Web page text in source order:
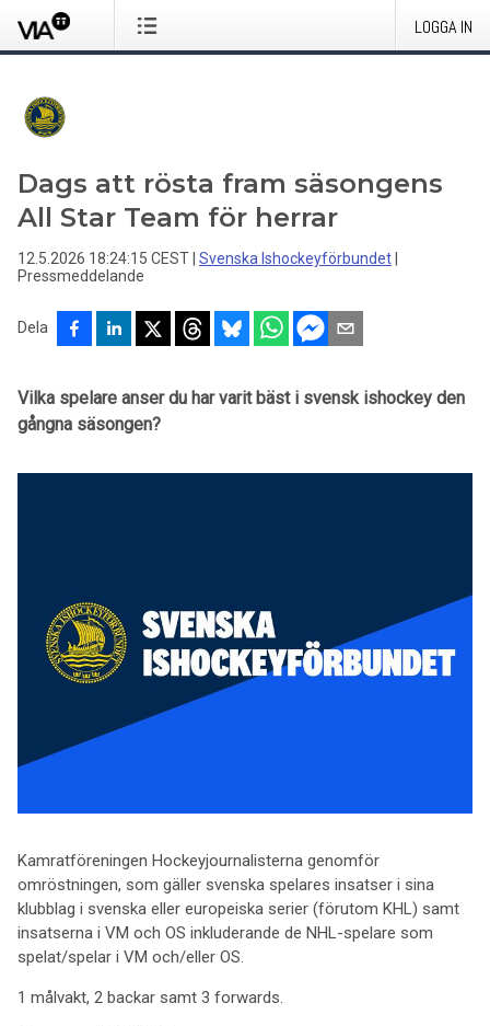
LOGGA IN
Dags att rösta fram säsongens
All Star Team för herrar
12.5.2026 18:24:15 CEST Svenska Ishockeyförbundet
Pressmeddelande
Dela
Vilka spelare anser du har varit bäst i svensk ishockey den
gångna säsongen?
Kamratföreningen Hockeyjournalisterna genomför
omröstningen, som gäller svenska spelares insatser i sina
klubblag i svenska eller europeiska serier (förutom KHL) samt
insatserna i VM och OS inkluderande de NHL-spelare som
spelat/spelar i VM och/eller OS.
1 målvakt, 2 backar samt 3 forwards.